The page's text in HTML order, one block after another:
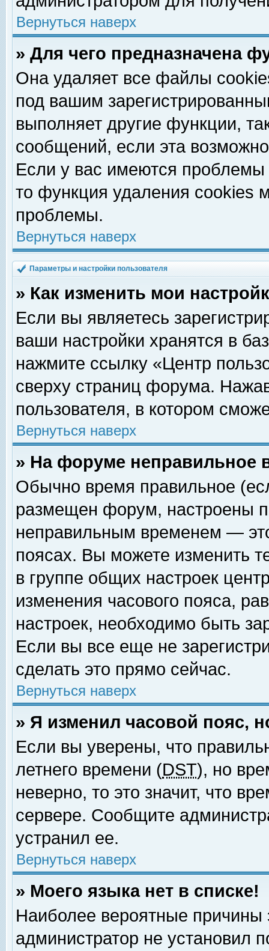
Вернуться наверх
» Для чего предназначена
Она удаляет все файлы
под вашим
выполняет другие функции,
сообщений, если эта
Если у вас имеются
то функция удаления cookies
проблемы.
Вернуться наверх
Параметры и настройки пользователя
» Как изменить мои
Если вы являетесь
ваши настройки хранятся в
нажмите ссылку «Центр
сверху страниц форума.
пользователя, в котором
Вернуться наверх
» На форуме неправильное
Обычно время правильное
размещен форум, настроены
неправильным временем —
поясах. Вы можете изменить
в группе общих настроек
изменения часового пояса,
настроек, необходимо быть
Если вы все еще не
сделать это прямо сейчас.
Вернуться наверх
» Я изменил часовой пояс,
Если вы уверены, что
летнего времени (DST), но
неверно, то это значит, что
сервере. Сообщите
устранил ее.
Вернуться наверх
» Моего языка нет в списке!
Наиболее вероятные причины
администратор не установил